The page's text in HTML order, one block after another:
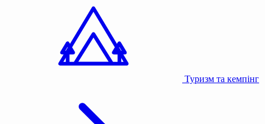
Туризм та кемпінг